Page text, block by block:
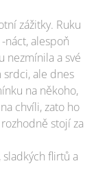
zážitky. Ruku
náct, alespoň
nezmínila a své
srdci, ale dnes
na někoho,
chvíli, zato ho
stojí za
flirtů a